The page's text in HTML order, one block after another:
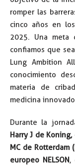
romper las
cinco años en
2025. Una meta
confiamos que
Lung Ambition
conocimiento
materia de
medicina
Durante la
Harry J de
MC de Rotterdam
europeo NELSON,